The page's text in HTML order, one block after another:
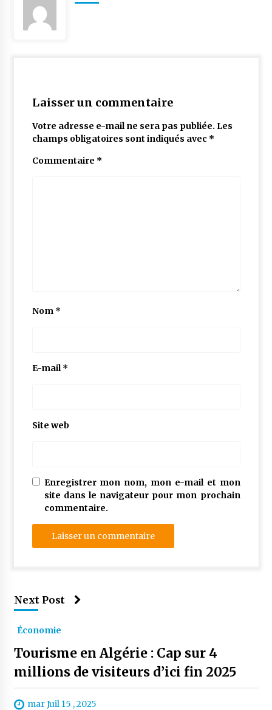
Laisser un commentaire
Votre adresse e-mail ne sera pas publiée. Les
champs obligatoires sont indiqués avec *
Commentaire *
Nom *
E-mail*
Site web
Enregistrer mon nom, mon e-mail et mon
site dans le navigateur pour mon prochain
commentaire.
Next Post
Économie
Tourisme en Algérie : Cap sur 4
millions de visiteurs d’ici fin 2025
mar Juil 15 , 2025